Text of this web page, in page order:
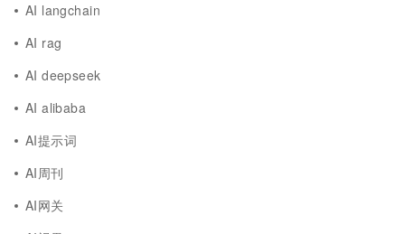
AI langchain
AI rag
AI deepseek
AI alibaba
AI提示词
AI周刊
AI网关